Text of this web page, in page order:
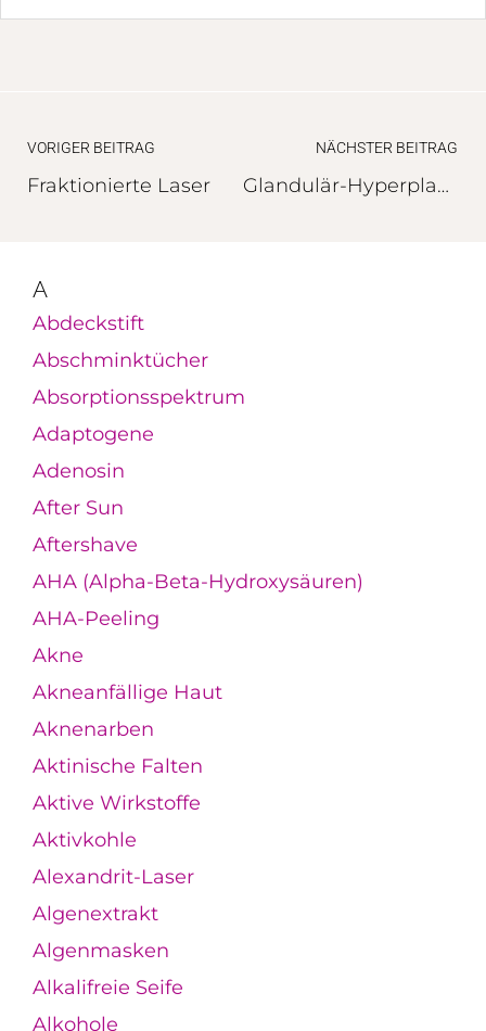
VORIGER BEITRAG
Fraktionierte Laser
NÄCHSTER BEITRAG
Glandulär-Hyperplastische Rosazea
A
Abdeckstift
Abschminktücher
Absorptionsspektrum
Adaptogene
Adenosin
After Sun
Aftershave
AHA (Alpha-Beta-Hydroxysäuren)
AHA-Peeling
Akne
Akneanfällige Haut
Aknenarben
Aktinische Falten
Aktive Wirkstoffe
Aktivkohle
Alexandrit-Laser
Algenextrakt
Algenmasken
Alkalifreie Seife
Alkohole